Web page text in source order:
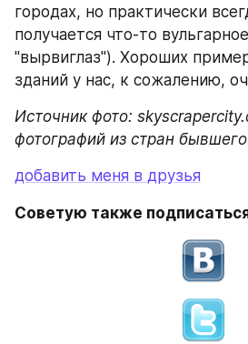
городах, но практически
получается что-то
"вырвиглаз"). Хороших
зданий у нас, к сожалению,
Источник фото:
фотографий из стран
добавить меня в друзья
Советую также